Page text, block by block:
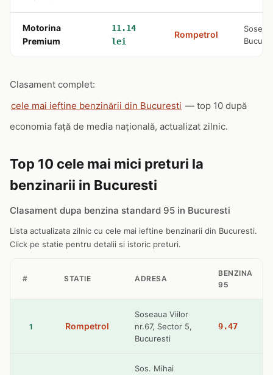
Motorina
Premium
11.14
lei
Rompetrol
Clasament complet:
cele mai ieftine benzinării din Bucuresti — top 10 după
economia față de media națională, actualizat zilnic.
Top 10 cele mai mici preturi la
benzinarii in Bucuresti
Clasament dupa benzina standard 95 in Bucuresti
Lista actualizata zilnic cu cele mai ieftine benzinarii din Bucuresti.
Click pe statie pentru detalii si istoric preturi.
# STATIE ADRESA
BENZINA
95
1 Rompetrol
Soseaua Viilor
nr.67, Sector 5,
Bucuresti
9.47
Sos. Mihai